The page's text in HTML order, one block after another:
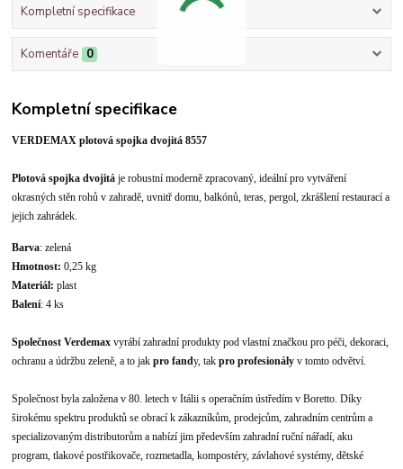
Kompletní specifikace
Komentáře 0
Kompletní specifikace
VERDEMAX plotová spojka dvojitá 8557
Plotová spojka dvojitá je robustní moderně zpracovaný, ideální pro vytváření
okrasných stěn rohů v zahradě, uvnitř domu, balkónů, teras, pergol, zkrášlení restaurací a
jejich zahrádek.
Barva: zelená
Hmotnost: 0,25 kg
Materiál: plast
Balení: 4 ks
Společnost Verdemaxvyrábí zahradní produkty pod vlastní značkou pro péči, dekoraci,
ochranu a údržbu zeleně, a to jakpro fandy, takpro profesionály v tomto odvětví.
Společnost byla založena v 80. letech v Itálii s operačním ústředím v Boretto. Díky
širokému spektru produktů se obrací k zákazníkům, prodejcům, zahradním centrům a
specializovaným distributorům a nabízí jim především zahradní ruční nářadí, aku
program, tlakové postřikovače, rozmetadla, kompostéry, závlahové systémy, dětské